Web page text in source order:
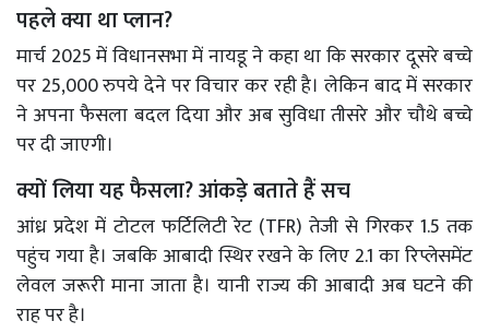
पहले क्या था प्लान?
मार्च 2025 में विधानसभा में नायडू ने कहा था कि सरकार दूसरे बच्चे
पर 25,000 रुपये देने पर विचार कर रही है। लेकिन बाद में सरकार
ने अपना फैसला बदल दिया और अब सुविधा तीसरे और चौथे बच्चे
पर दी जाएगी।
क्यों लिया यह फैसला? आंकड़े बताते हैं सच
आंध्र प्रदेश में टोटल फर्टिलिटी रेट (TFR) तेजी से गिरकर 1.5 तक
पहुंच गया है। जबकि आबादी स्थिर रखने के लिए 2.1 का रिप्लेसमेंट
लेवल जरूरी माना जाता है। यानी राज्य की आबादी अब घटने की
राह पर है।